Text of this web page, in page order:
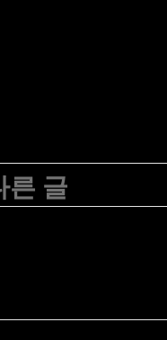
른 글